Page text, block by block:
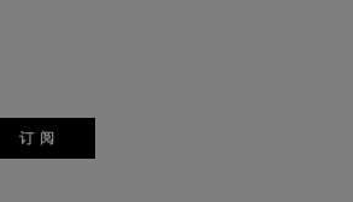
订 阅